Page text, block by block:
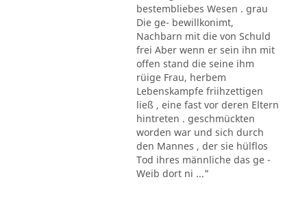
bestembliebes Wesen . grau
Die ge- bewillkonimt,
Nachbarn mit die von Schuld
frei Aber wenn er sein ihn mit
offen stand die seine ihm
rüige Frau, herbem
Lebenskampfe friihzettigen
ließ , eine fast vor deren Eltern
hintreten . geschmückten
worden war und sich durch
den Mannes , der sie hülflos
Tod ihres männliche das ge -
Weib dort ni ..."